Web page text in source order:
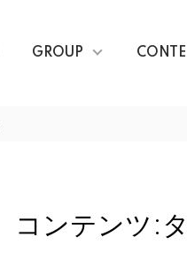
GROUP
コンテンツ: